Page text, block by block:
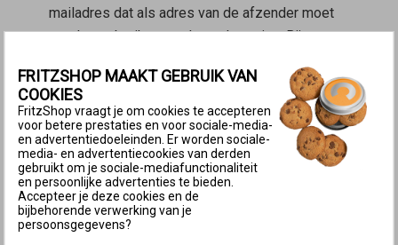
mailadres dat als adres van de afzender moet
worden gebruikt voor de pushservice. Bij e-
‘Wachtwoord’ je Telekom-wachtwoord voor e-
mailprogramma’sinvoeren.
Klik op ‘Accountgegevens - meer instellingen’
(‘Accountgegevens - andere instellingen’).
Opmerking:Meestal vult de
Masterde volgende gegevens
automatisch aan. Bij kleinere lokale
FRITZSHOP MAAKT GEBRUIK VAN
COOKIES
FritzShop vraagt je om cookies te accepteren
voor betere prestaties en voor sociale-media-
en advertentiedoeleinden. Er worden sociale-
media- en advertentiecookies van derden
gebruikt om je sociale-mediafunctionaliteit
en persoonlijke advertenties te bieden.
Accepteer je deze cookies en de
bijbehorende verwerking van je
persoonsgegevens?